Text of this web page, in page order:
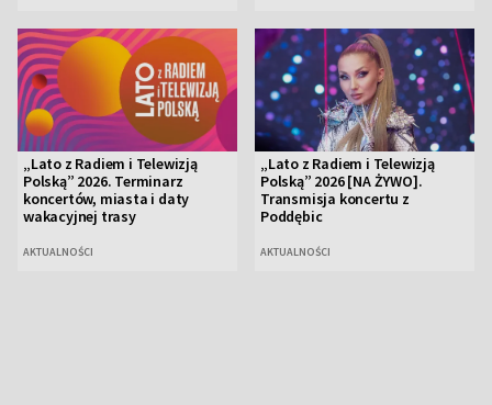
„Lato z Radiem i Telewizją
Polską” 2026. Terminarz
koncertów, miasta i daty
wakacyjnej trasy
AKTUALNOŚCI
„Lato z Radiem i Telewizją
Polską” 2026 [NA ŻYWO].
Transmisja koncertu z
Poddębic
AKTUALNOŚCI